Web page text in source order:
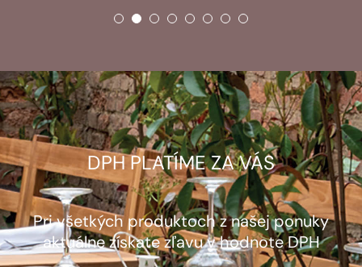
DPH PLATÍME ZA VÁS
Pri všetkých produktoch z našej ponuky
aktuálne získate zľavu v hodnote DPH